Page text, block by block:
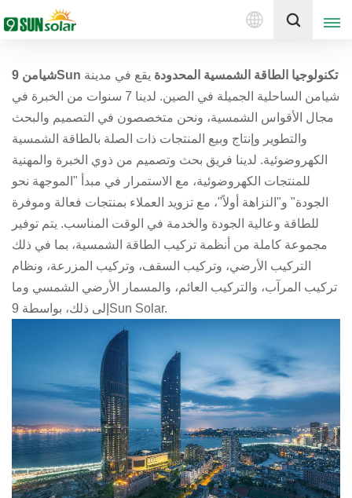
العربية
English
Deutsch
русский
italiano
español
português
العربية
日本語
한국의
إقتبس
شيامن 9Sun تكنولوجيا الطاقة الشمسية المحدودة يقع في مدينة
شيامن الساحلية الجميلة في الصين. لدينا 7 سنوات من الخبرة في
مجال الأقواس الشمسية، ونحن متخصصون في التصميم والبحث
والتطوير وإنتاج وبيع المنتجات ذات الصلة بالطاقة الشمسية
الكهروضوئية. لدينا فريق بحث وتصميم من ذوي الخبرة والمهنية
للمنتجات الكهروضوئية، مع الاستمرار في مبدأ "الموجهة نحو
الجودة" و"النزاهة أولاً"، مع تزويد العملاء بمنتجات فعالة وموفرة
للطاقة وعالية الجودة والخدمة في الوقت المناسب. يتم توفير
مجموعة كاملة من أنظمة تركيب الطاقة الشمسية، بما في ذلك
التركيب الأرضي، وتركيب السقف، وتركيب المزرعة، ونظام
تركيب المرآب، والتركيب العائم، والمسمار الأرضي الشمسي وما
إلى ذلك، بواسطة 9Sun Solar.